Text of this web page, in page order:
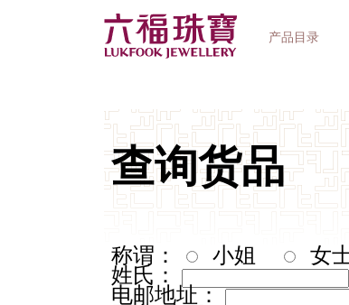
产品目录
钟表品牌 精选礼品